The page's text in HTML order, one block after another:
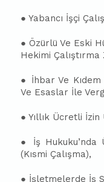
● Yabancı İşçi
● Özürlü Ve Eski
Hekimi Çalıştırma
● İhbar Ve Kıdem
Ve Esaslar İle
●Yıllık Ücretli İzin
● İş Hukuku’nda
(Kısmi Çalışma),
● İşletmelerde İş